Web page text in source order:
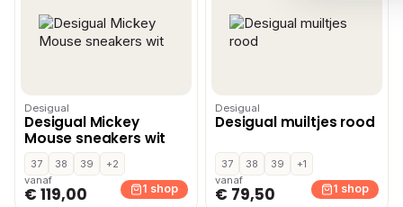
Desigual
Desigual Mickey
Mouse sneakers wit
37 38 39
+2
vanaf
€ 119,00 1 shop
Desigual
Desigual muiltjes rood
37 38 39
+1
vanaf
€ 79,50 1 shop